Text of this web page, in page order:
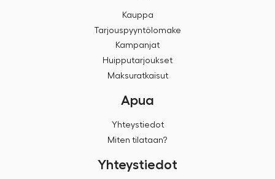
Kauppa
Tarjouspyyntölomake
Kampanjat
Huipputarjoukset
Maksuratkaisut
Apua
Yhteystiedot
Miten tilataan?
Yhteystiedot